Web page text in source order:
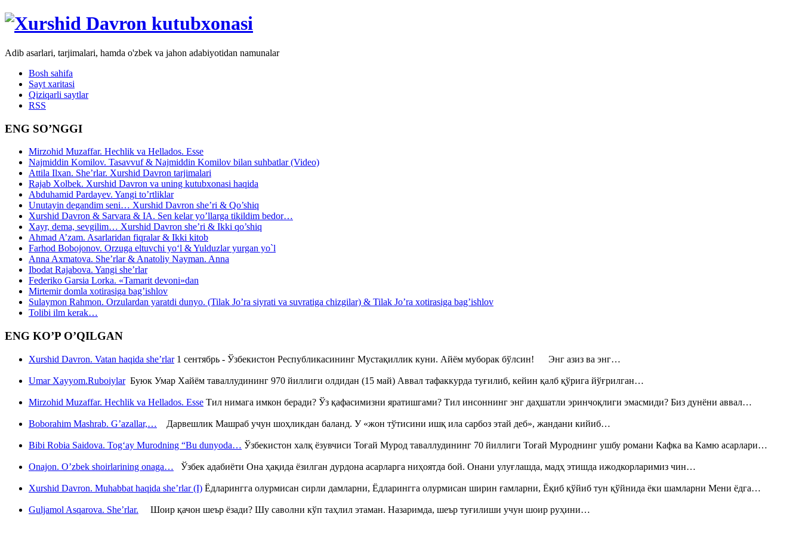
Adib asarlari, tarjimalari, hamda o'zbek va jahon adabiyotidan namunalar
Bosh sahifa
Sayt xaritasi
Qiziqarli saytlar
RSS
ENG SO’NGGI
Mirzohid Muzaffar. Hechlik va Hellados. Esse
Najmiddin Komilov. Tasavvuf & Najmiddin Komilov bilan suhbatlar (Video)
Attila Ilxan. She’rlar. Xurshid Davron tarjimalari
Rajab Xolbek. Xurshid Davron va uning kutubxonasi haqida
Abduhamid Pardayev. Yangi to’rtliklar
Unutayin degandim seni… Xurshid Davron she’ri & Qo’shiq
Xurshid Davron & Sarvara & IA. Sen kelar yo’llarga tikildim bedor…
Xayr, dema, sevgilim… Xurshid Davron she’ri & Ikki qo’shiq
Ahmad A’zam. Asarlaridan fiqralar & Ikki kitob
Farhod Bobojonov. Orzuga eltuvchi yo‘l & Yulduzlar yurgan yo`l
Anna Axmatova. She’rlar & Anatoliy Nayman. Anna
Ibodat Rajabova. Yangi she’rlar
Federiko Garsia Lorka. «Tamarit devoni»dan
Mirtemir domla xotirasiga bag’ishlov
Sulaymon Rahmon. Orzulardan yaratdi dunyo. (Tilak Jo’ra siyrati va suvratiga chizgilar) & Tilak Jo’ra xotirasiga bag’ishlov
Tolibi ilm kerak…
ENG KO’P O’QILGAN
Xurshid Davron. Vatan haqida she’rlar1 сентябрь - Ўзбекистон Республикасининг Мустақиллик куни. Айём муборак бўлсин! Энг азиз ва энг…
Umar Xayyom.RuboiylarБуюк Умар Хайём таваллудининг 970 йиллиги олдидан (15 май) Аввал тафаккурда туғилиб, кейин қалб қўрига йўғрилган…
Mirzohid Muzaffar. Hechlik va Hellados. Esse Тил нимага имкон беради? Ўз қафасимизни яратишгами? Тил инсоннинг энг даҳшатли эринчоқлиги эмасмиди? Биз дунёни аввал…
Boborahim Mashrab. G’azallar,… Дарвешлик Машраб учун шоҳликдан баланд. У «жон тўтисини ишқ ила сарбоз этай деб», жандани кийиб…
Bibi Robia Saidova. Tog‘ay Murodning “Bu dunyoda… Ўзбекистон халқ ёзувчиси Тоғай Мурод таваллудининг 70 йиллиги Тоғай Муроднинг ушбу романи Кафка ва Камю асарлари…
Onajon. O’zbek shoirlarining onaga… Ўзбек адабиёти Она ҳақида ёзилган дурдона асарларга ниҳоятда бой. Онани улуғлашда, мадҳ этишда ижодкорларимиз чин…
Xurshid Davron. Muhabbat haqida she’rlar (I) Ёдларингга олурмисан сирли дамларни, Ёдларингга олурмисан ширин ғамларни, Ёқиб қўйиб тун қўйнида ёки шамларни Мени ёдга…
Guljamol Asqarova. She’rlar. Шоир қачон шеър ёзади? Шу саволни кўп таҳлил этаман. Назаримда, шеър туғилиши учун шоир руҳини…